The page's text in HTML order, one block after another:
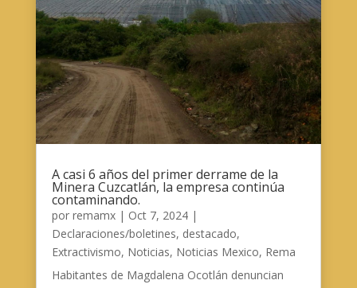
A casi 6 años del primer derrame de la
Minera Cuzcatlán, la empresa continúa
contaminando.
por remamx| Oct 7, 2024|
Declaraciones/boletines, destacado,
Extractivismo, Noticias, Noticias Mexico, Rema
Habitantes de Magdalena Ocotlán denuncian